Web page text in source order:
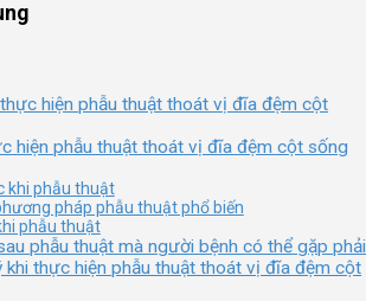
hiện phẫu thuật thoát vị đĩa đệm cột
hiện phẫu thuật thoát vị đĩa đệm cột sống
khi phẫu thuật
pháp phẫu thuật phổ biến
phẫu thuật
phẫu thuật mà người bệnh có thể gặp phải
khi thực hiện phẫu thuật thoát vị đĩa đệm cột